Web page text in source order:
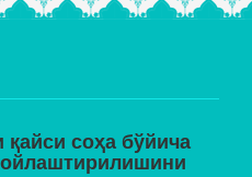
соҳа бўйича